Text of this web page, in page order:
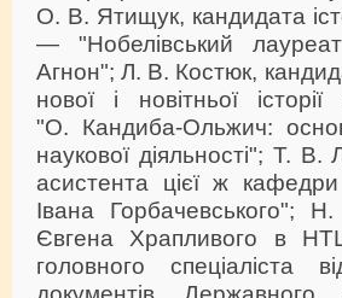
О. В. Ятищук, кандидата
— "Нобелівський
Агнон"; Л. В. Костюк,
нової і новітньої
"О. Кандиба-Ольжич:
наукової діяльності"; Т.
асистента цієї ж
Івана Горбачевського";
Євгена Храпливого в
головного спеціаліста